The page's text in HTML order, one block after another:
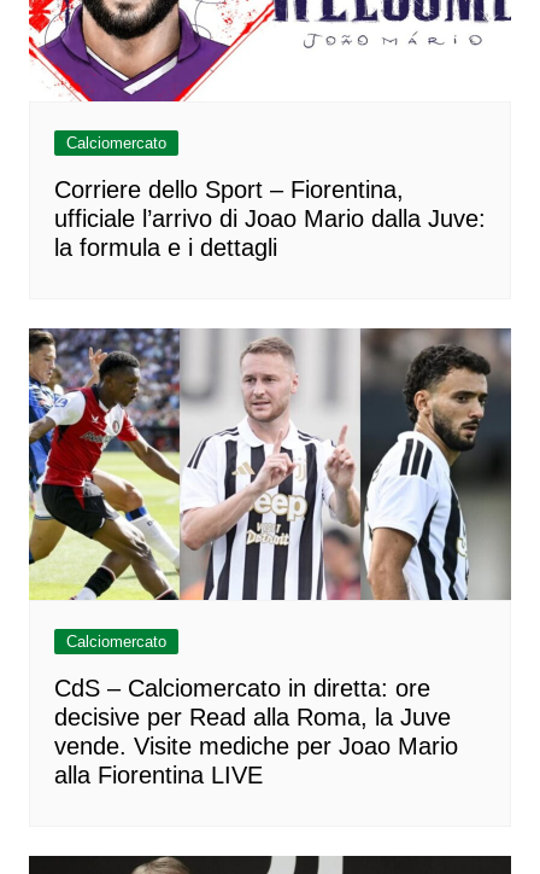
Calciomercato
Corriere dello Sport – Fiorentina,
ufficiale l’arrivo di Joao Mario dalla Juve:
la formula e i dettagli
Calciomercato
CdS – Calciomercato in diretta: ore
decisive per Read alla Roma, la Juve
vende. Visite mediche per Joao Mario
alla Fiorentina LIVE